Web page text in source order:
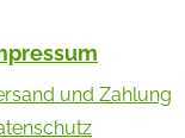
und Zahlung